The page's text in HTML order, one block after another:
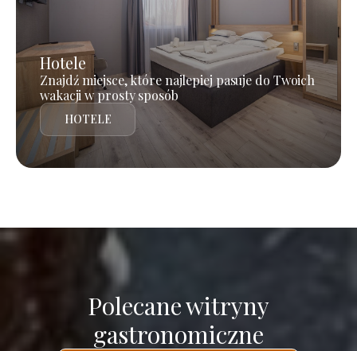
Hotele
Znajdź miejsce, które najlepiej pasuje do Twoich
wakacji w prosty sposób
HOTELE
Polecane witryny
gastronomiczne